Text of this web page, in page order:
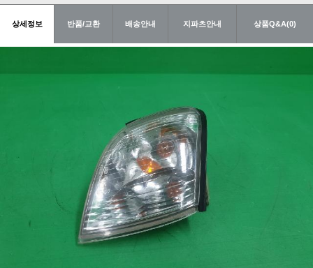
상세정보 반품/교환 배송안내 지파츠안내 상품Q&A(0)